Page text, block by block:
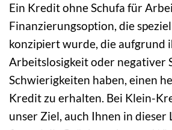
Ein Kredit ohne Schufa für
Finanzierungsoption, die
konzipiert wurde, die aufgrund
Arbeitslosigkeit oder negativer
Schwierigkeiten haben, einen
Kredit zu erhalten. Bei Klein-
unser Ziel, auch Ihnen in dieser